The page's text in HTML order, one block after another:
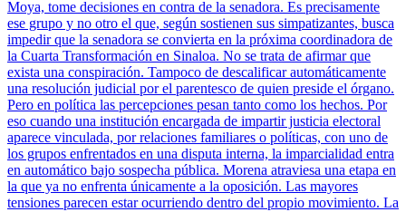
Moya, tome decisiones en contra de la senadora. Es precisamente
ese grupo y no otro el que, según sostienen sus simpatizantes, busca
impedir que la senadora se convierta en la próxima coordinadora de
la Cuarta Transformación en Sinaloa. No se trata de afirmar que
exista una conspiración. Tampoco de descalificar automáticamente
una resolución judicial por el parentesco de quien preside el órgano.
Pero en política las percepciones pesan tanto como los hechos. Por
eso cuando una institución encargada de impartir justicia electoral
aparece vinculada, por relaciones familiares o políticas, con uno de
los grupos enfrentados en una disputa interna, la imparcialidad entra
en automático bajo sospecha pública. Morena atraviesa una etapa en
la que ya no enfrenta únicamente a la oposición. Las mayores
tensiones parecen estar ocurriendo dentro del propio movimiento. La